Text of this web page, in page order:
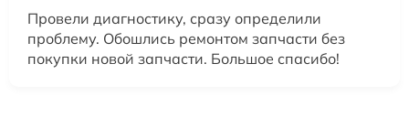
Провели диагностику, сразу определили
проблему. Обошлись ремонтом запчасти без
покупки новой запчасти. Большое спасибо!